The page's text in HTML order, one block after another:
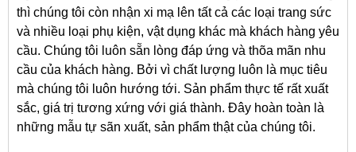
thì chúng tôi còn nhận xi mạ lên tất cả các loại trang sức
và nhiều loại phụ kiện, vật dụng khác mà khách hàng yêu
cầu. Chúng tôi luôn sẵn lòng đáp ứng và thõa mãn nhu
cầu của khách hàng. Bởi vì chất lượng luôn là mục tiêu
mà chúng tôi luôn hướng tới. Sản phẩm thực tế rất xuất
sắc, giá trị tương xứng với giá thành. Đây hoàn toàn là
những mẫu tự sãn xuất, sản phẩm thật của chúng tôi.